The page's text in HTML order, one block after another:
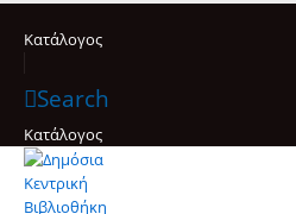
Κατάλογος
Search
Κατάλογος